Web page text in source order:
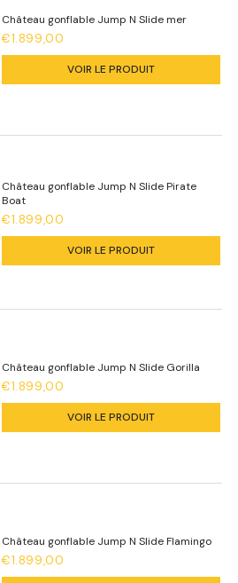
Château gonflable Jump N Slide mer
€1.899,00
VOIR LE PRODUIT
Château gonflable Jump N Slide Pirate
Boat
€1.899,00
VOIR LE PRODUIT
Château gonflable Jump N Slide Gorilla
€1.899,00
VOIR LE PRODUIT
Château gonflable Jump N Slide Flamingo
€1.899,00